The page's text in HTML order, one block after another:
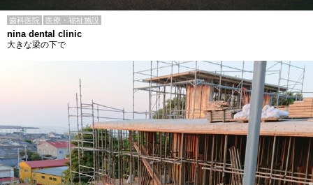
歯科医院 医療・福祉施設
nina dental clinic
大きな梁の下で